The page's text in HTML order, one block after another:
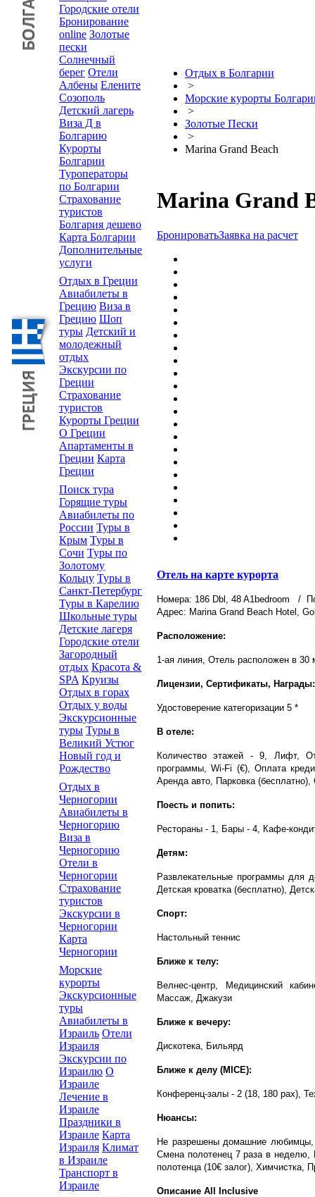
Городские отели
Бронирование
online Золотые
пески
Солнечный
берег Отели
Албены Елените
Созополь
Детский лагерь
Виза Д в
Болгарию
Курорты
Болгарии
Туроператоры
по Болгарии
Страхование
туристов
Болгария дешево
Карта Болгарии
Дополнительные
услуги
Отдых в Греции
Авиабилеты в
Грецию Виза в
Грецию Шоп
туры Детский и
молодежный
отдых
Экскурсии по
Греции
Страхование
туристов
Курорты Греции
О Греции
Апартаменты в
Греции Карта
Греции
Поиск тура
Горящие туры
Авиабилеты по
России Туры в
Крым Туры в
Сочи Туры по
Золотому
Кольцу Туры в
Санкт-Петербург
Туры в Карелию
Школьные туры
Детские лагеря
Городские отели
Загородный
отдых Красота &
SPA Круизы
Отдых в горах
Отдых у воды
Экскурсионные
туры Туры в
Великий Устюг
Новый год и
Рождество
Отдых в
Черногории
Авиабилеты в
Черногорию
Виза в
Черногорию
Отели в
Черногории
Страхование
туристов
Экскурсии в
Черногории
Карта
Черногории
Морские
курорты
Экскурсионные
туры
Авиабилеты в
Израиль Отели
Израиля
Экскурсии по
Израилю О
Израиле
Лечение в
Израиле
Праздники в
Израиле Карта
Израиля Климат
в Израиле
Транспорт в
Израиле
Отдых в Болгарии
>
Морские курорты
>
Золотые Пески
>
Marina Grand Beach
Marina Grand
БронироватьЗаявка на расчет
Отель на карте курорта
Номера: 186 Dbl, 48 A1bedroom
/
Адрес: Marina Grand Beach Hotel,
Расположение:
1-ая линия, Отель расположен в 30
Лицензии, Сертификаты, Награды:
Удостоверение категоризации 5 *
В отеле:
Количество этажей - 9, Лифт,
программы, Wi-Fi (€), Оплата
Аренда авто, Парковка
Поесть и попить:
Рестораны - 1, Бары - 4, Кафе-
Детям:
Развлекательные программы для
Детская кроватка (бесплатно),
Спорт:
Настольный теннис
Ближе к телу:
Велнес-центр, Медицинский
Массаж, Джакузи
Ближе к вечеру:
Дискотека, Бильярд
Ближе к делу (MICE):
Конференц-залы - 2 (18, 180 pax),
Нюансы:
Не разрешены домашние любимцы,
Смена полотенец 7 раза в неделю,
полотенца (10€ залог), Химчистка,
Описание All Inclusive